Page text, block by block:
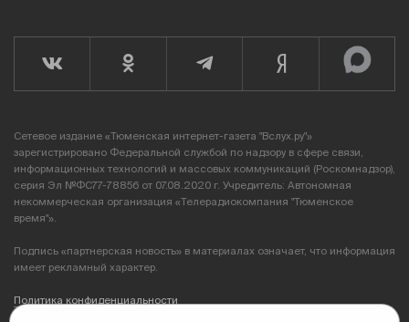
Сетевое издание «Тюменская интернет-газета "Вслух.ру"»
зарегистрировано Федеральной службой по надзору в сфере связи,
информационных технологий и массовых коммуникаций (Роскомнадзор),
серия Эл №ФС77-78856 от 07.08.2020 г. Учредитель: Автономная
некоммерческая организация «Телерадиокомпания "Тюменское
время"».
Подпись «партнерская новость» в материалах означает, что информация
имеет рекламный характер.
Политика конфиденциальности